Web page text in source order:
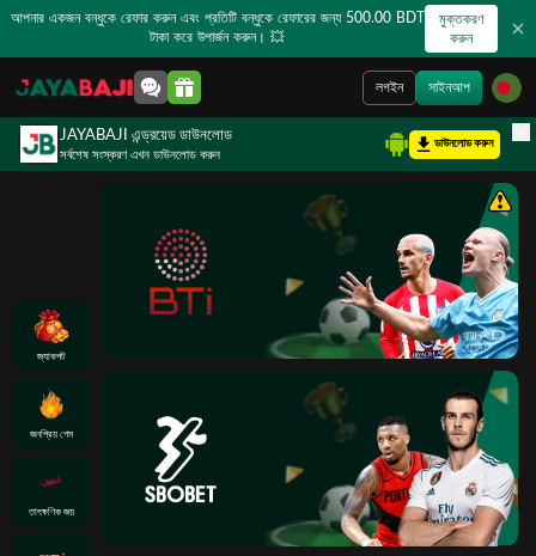
আপনার একজন বন্ধুকে রেফার করুন এবং প্রতিটি বন্ধুকে রেফারের জন্য 500.00 BDT
টাকা করে উপার্জন করুন। 💥
মুক্তকরণ
করুন
সাইনআপ
লগইন
JAYABAJI এন্ড্রয়েড ডাউনলোড
সর্বশেষ সংস্করণ এখন ডাউনলোড করুন
ডাউনলোড করুন
জ্যাকপট
জনপ্রিয় গেম
তাৎক্ষণিক জয়